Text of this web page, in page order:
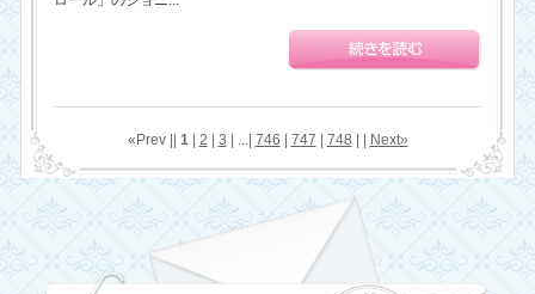
«Prev || 1| 2 3 | ...| 746 747 748 Next»